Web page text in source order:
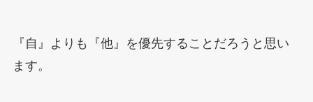
『自』よりも『他』を優先することだろうと思い
ます。